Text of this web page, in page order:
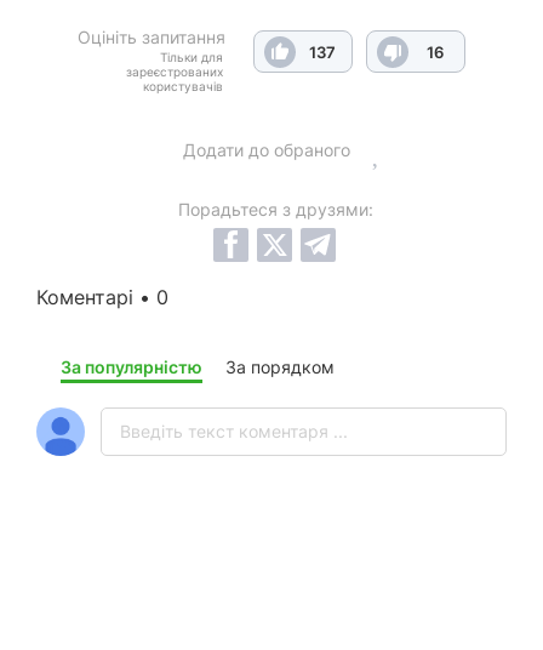
Оцініть запитання
Тільки для
зареєстрованих
користувачів
137 16
Додати до обраного
Порадьтеся з друзями:
Коментарі • 0
За популярністю За порядком